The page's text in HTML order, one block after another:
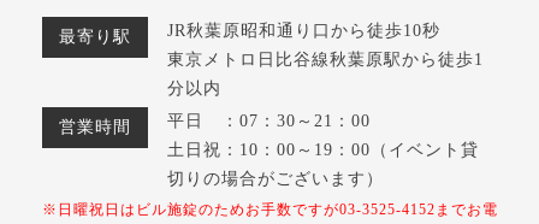
最寄り駅
JR秋葉原昭和通り口から徒歩10秒
東京メトロ日比谷線秋葉原駅から徒歩1
分以内
営業時間
平日 ：07：30～21：00
土日祝：10：00～19：00（イベント貸
切りの場合がございます）
※日曜祝日はビル施錠のためお手数ですが03-3525-4152までお電